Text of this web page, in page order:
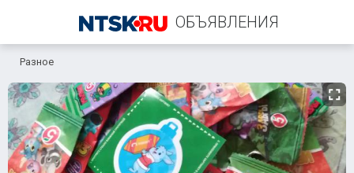
ОБЪЯВЛЕНИЯ
+7 (909) 605-40-35
Разное